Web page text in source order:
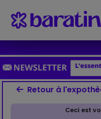
Retour à
Ceci est